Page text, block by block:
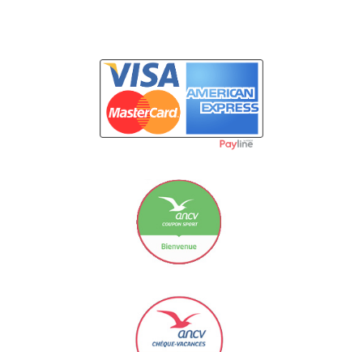
Carte Bancaire